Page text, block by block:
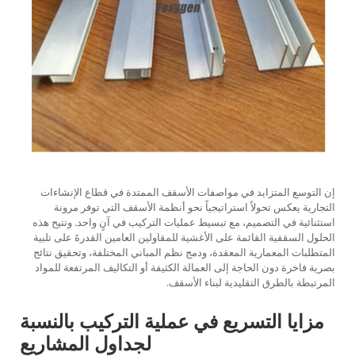
إن التوسع المتزايد في مواصفات الأسقف الممتدة في قطاع الإنشاءات
التجارية يعكس تحولاً استراتيجياً نحو أنظمة الأسقف التي توفر مرونة
استثنائية في التصميم، مع تبسيط عمليات التركيب في آنٍ واحد. وتتيح هذه
الحلول السقفية القائمة على الأغشية للمقاولين العامين القدرةَ على تلبية
المتطلبات المعمارية المعقدة، ودمج نظم المباني المختلفة، وتحقيق نتائج
بصرية فاخرة دون الحاجة إلى العمالة الكثيفة أو التكاليف المرتفعة للمواد
المرتبطة بالطرق التقليدية لبناء الأسقف.
مزايا التسريع في عملية التركيب بالنسبة
لجداول المشاريع